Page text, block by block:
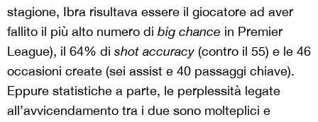
stagione, Ibra risultava essere il giocatore ad aver
fallito il più alto numero di big chance in Premier
League), il 64% di shot accuracy (contro il 55) e le 46
occasioni create (sei assist e 40 passaggi chiave).
Eppure statistiche a parte, le perplessità legate
all’avvicendamento tra i due sono molteplici e